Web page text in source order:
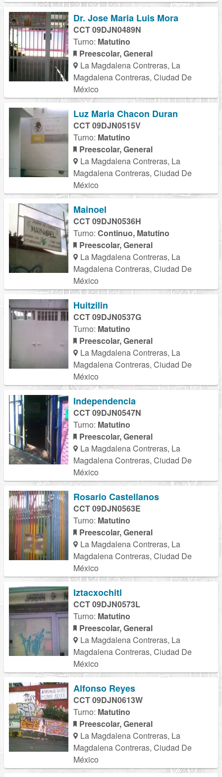
Dr. Jose Maria Luis Mora
CCT 09DJN0489N
Turno: Matutino
Preescolar, General
La Magdalena Contreras, La
Magdalena Contreras, Ciudad De
México
Luz Maria Chacon Duran
CCT 09DJN0515V
Turno: Matutino
Preescolar, General
La Magdalena Contreras, La
Magdalena Contreras, Ciudad De
México
Mainoel
CCT 09DJN0536H
Turno: Continuo, Matutino
Preescolar, General
La Magdalena Contreras, La
Magdalena Contreras, Ciudad De
México
Huitzilin
CCT 09DJN0537G
Turno: Matutino
Preescolar, General
La Magdalena Contreras, La
Magdalena Contreras, Ciudad De
México
Independencia
CCT 09DJN0547N
Turno: Matutino
Preescolar, General
La Magdalena Contreras, La
Magdalena Contreras, Ciudad De
México
Rosario Castellanos
CCT 09DJN0563E
Turno: Matutino
Preescolar, General
La Magdalena Contreras, La
Magdalena Contreras, Ciudad De
México
Iztacxochitl
CCT 09DJN0573L
Turno: Matutino
Preescolar, General
La Magdalena Contreras, La
Magdalena Contreras, Ciudad De
México
Alfonso Reyes
CCT 09DJN0613W
Turno: Matutino
Preescolar, General
La Magdalena Contreras, La
Magdalena Contreras, Ciudad De
México